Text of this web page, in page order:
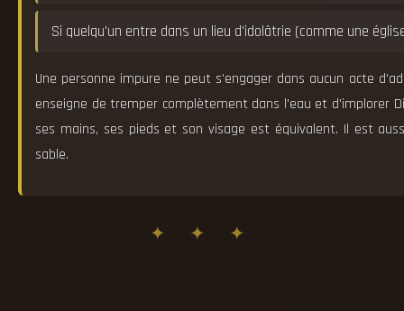
Si quelqu'un entre dans un lieu d'idolâtrie (comme une
Une personne impure ne peut s'engager dans aucun acte
enseigne de tremper complètement dans l'eau et d'implorer
ses mains, ses pieds et son visage est équivalent. Il est
sable.
✦ ✦ ✦